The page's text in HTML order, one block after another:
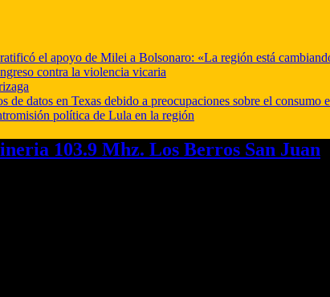
el apoyo de Milei a Bolsonaro: «La región está
contra la violencia vicaria
datos en Texas debido a preocupaciones sobre el consumo
política de Lula en la región
103.9 Mhz. Los Berros San Juan